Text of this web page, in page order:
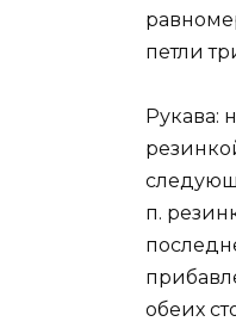
петли
Рукава:
п.
обеих